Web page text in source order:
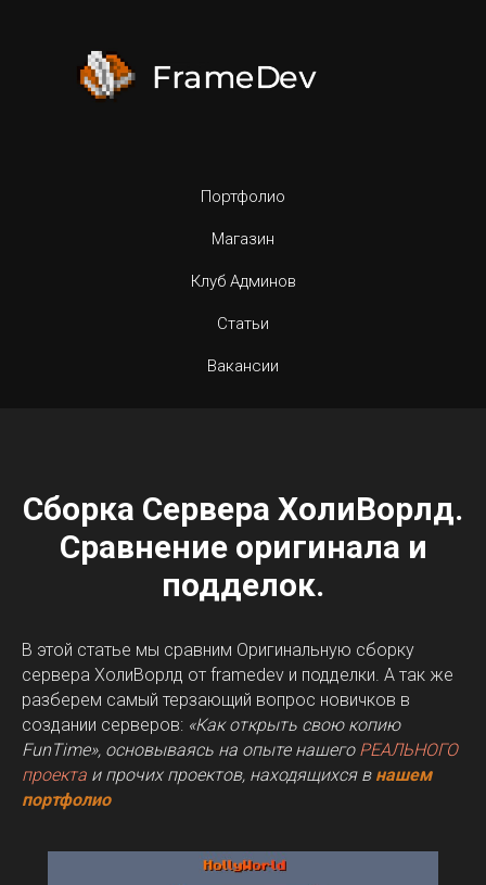
Портфолио
Магазин
Клуб Админов
Статьи
Вакансии
Сборка Сервера ХолиВорлд.
Сравнение оригинала и
подделок.
В этой статье мы сравним Оригинальную сборку
сервера ХолиВорлд от framedev и подделки. А так же
разберем самый терзающий вопрос новичков в
создании серверов: «Как открыть свою копию
FunTime», основываясь на опыте нашего РЕАЛЬНОГО
проекта и прочих проектов, находящихся в нашем
портфолио